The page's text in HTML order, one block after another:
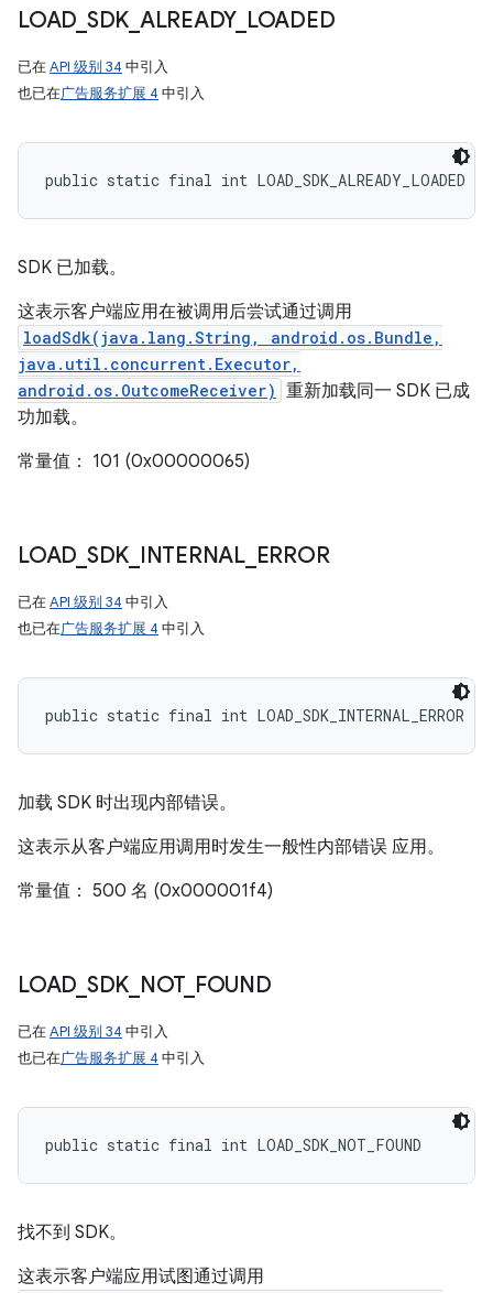
LOAD SDK ALREADY_ LOADED
已在API 级别 34 中引入
也已在广告服务扩展 4 中引入
public static final int LOAD_SDK_ALREADY_LOADED
SDK 已加载。
这表示客户端应用在被调用后尝试通过调用
loadSdk(java.lang.String, android.os.Bundle,
java.util.concurrent.Executor,
android.os.OutcomeReceiver) 重新加载同一 SDK 已成
功加载。
常量值： 101 (0x00000065)
LOAD SDK INTERNAL_ ERROR
已在API 级别 34 中引入
也已在广告服务扩展 4 中引入
public static final int LOAD_SDK_INTERNAL_ERROR
加载 SDK 时出现内部错误。
这表示从客户端应用调用时发生一般性内部错误 应用。
常量值： 500 名 (0x000001f4)
LOAD SDK NOT_ FOUND
已在API 级别 34 中引入
也已在广告服务扩展 4 中引入
public static final int LOAD_SDK_NOT_FOUND
找不到 SDK。
这表示客户端应用试图通过调用